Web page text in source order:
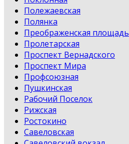
Полежаевская
Полянка
Преображенская площадь
Пролетарская
Проспект Вернадского
Проспект Мира
Профсоюзная
Пушкинская
Рабочий Поселок
Рижская
Ростокино
Савеловская